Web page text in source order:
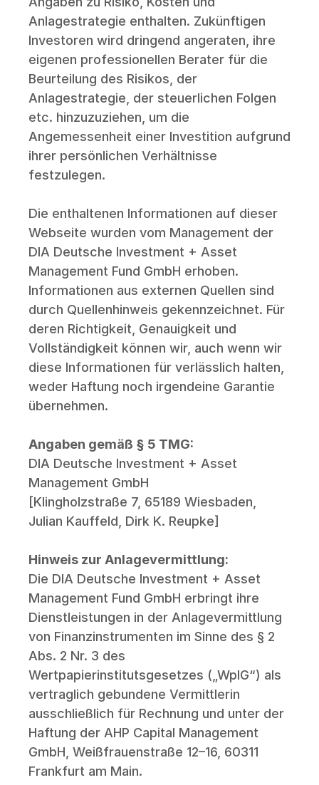
Anlagestrategie enthalten. Zukünftigen
Investoren wird dringend angeraten, ihre
eigenen professionellen Berater für die
Beurteilung des Risikos, der
Anlagestrategie, der steuerlichen Folgen
etc. hinzuzuziehen, um die
Angemessenheit einer Investition aufgrund
ihrer persönlichen Verhältnisse
festzulegen.
Die enthaltenen Informationen auf dieser
Webseite wurden vom Management der
DIA Deutsche Investment + Asset
Management Fund GmbH erhoben.
Informationen aus externen Quellen sind
durch Quellenhinweis gekennzeichnet. Für
deren Richtigkeit, Genauigkeit und
Vollständigkeit können wir, auch wenn wir
diese Informationen für verlässlich halten,
weder Haftung noch irgendeine Garantie
übernehmen.
Angaben gemäß § 5 TMG:
DIA Deutsche Investment + Asset
Management GmbH
[Klingholzstraße 7, 65189 Wiesbaden,
Julian Kauffeld, Dirk K. Reupke]
Hinweis zur Anlagevermittlung:
Die DIA Deutsche Investment + Asset
Management Fund GmbH erbringt ihre
Dienstleistungen in der Anlagevermittlung
von Finanzinstrumenten im Sinne des § 2
Abs. 2 Nr. 3 des
Wertpapierinstitutsgesetzes („WpIG“) als
vertraglich gebundene Vermittlerin
ausschließlich für Rechnung und unter der
Haftung der AHP Capital Management
GmbH, Weißfrauenstraße 12–16, 60311
Frankfurt am Main.